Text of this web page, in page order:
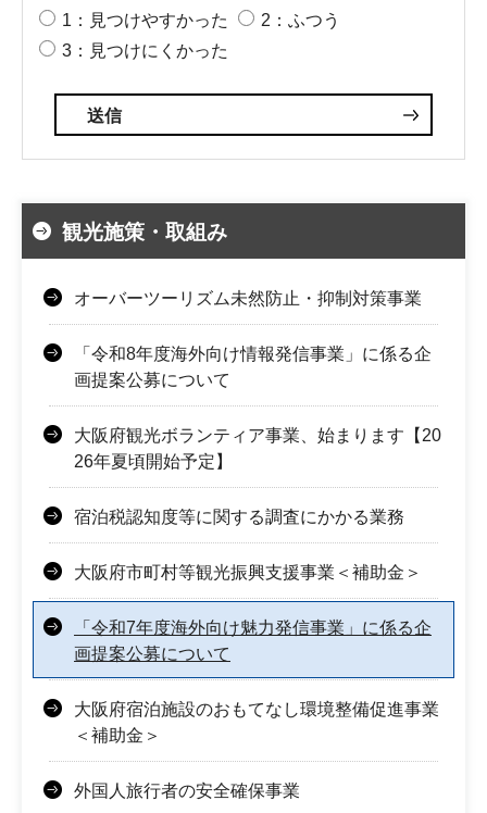
1：見つけやすかった
2：ふつう
3：見つけにくかった
観光施策・取組み
オーバーツーリズム未然防止・抑制対策事業
「令和8年度海外向け情報発信事業」に係る企
画提案公募について
大阪府観光ボランティア事業、始まります【20
26年夏頃開始予定】
宿泊税認知度等に関する調査にかかる業務
大阪府市町村等観光振興支援事業＜補助金＞
「令和7年度海外向け魅力発信事業」に係る企
画提案公募について
大阪府宿泊施設のおもてなし環境整備促進事業
＜補助金＞
外国人旅行者の安全確保事業